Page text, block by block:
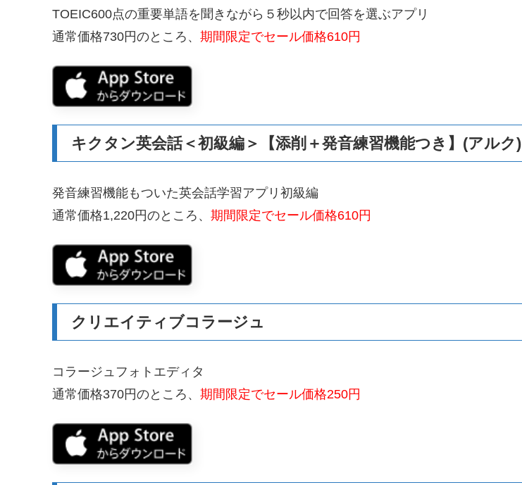
TOEIC600点の重要単語を聞きながら５秒以内で回答を選ぶアプリ
通常価格730円のところ、 期間限定でセール価格610円
キクタン英会話＜初級編＞【添削＋発音練習機能つき】(アルク)
発音練習機能もついた英会話学習アプリ初級編
通常価格1,220円のところ、 期間限定でセール価格610円
クリエイティブコラージュ
コラージュフォトエディタ
通常価格370円のところ、 期間限定でセール価格250円